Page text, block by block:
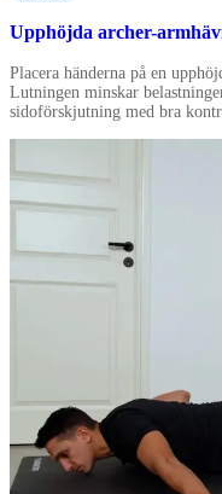
Upphöjda archer-
Placera händerna på en
Lutningen minskar
sidoförskjutning med bra